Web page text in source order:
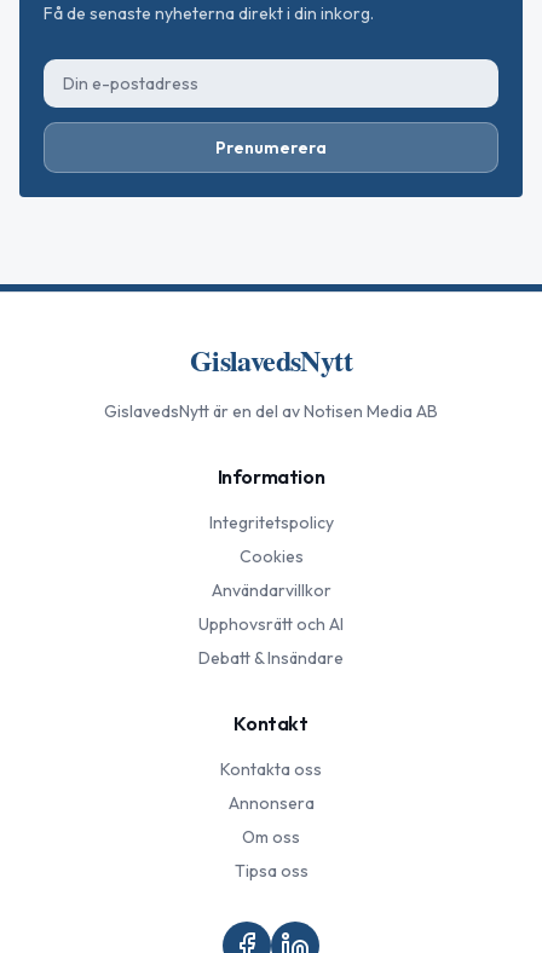
Få de senaste nyheterna direkt i din inkorg.
Prenumerera
GislavedsNytt
GislavedsNyttär en del av Notisen Media AB
Information
Integritetspolicy
Cookies
Användarvillkor
Upphovsrätt och AI
Debatt & Insändare
Kontakt
Kontakta oss
Annonsera
Om oss
Tipsa oss